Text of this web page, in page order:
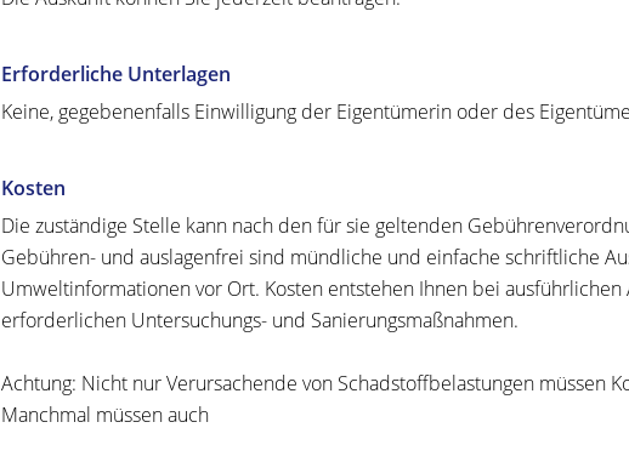
Erforderliche Unterlagen
Keine, gegebenenfalls Einwilligung der Eigentümerin oder des
Kosten
Die zuständige Stelle kann nach den für sie geltenden
Gebühren- und auslagenfrei sind mündliche und einfache schriftliche
Umweltinformationen vor Ort. Kosten entstehen Ihnen bei
erforderlichen Untersuchungs- und Sanierungsmaßnahmen.
Achtung: Nicht nur Verursachende von Schadstoffbelastungen müssen
Manchmal müssen auch